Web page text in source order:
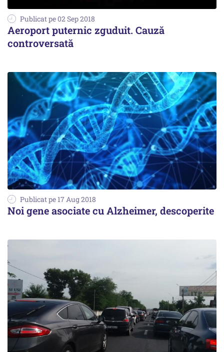
Publicat pe 02 Sep 2018
Aeroport puternic zguduit. Cauză
controversată
Publicat pe 17 Aug 2018
Noi gene asociate cu Alzheimer, descoperite